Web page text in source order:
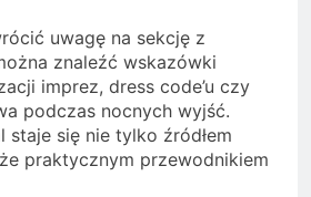
uwagę na sekcję z
znaleźć wskazówki
imprez, dress code’u czy
podczas nocnych wyjść.
staje się nie tylko źródłem
praktycznym przewodnikiem